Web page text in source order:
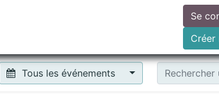
Faire un don
Se
Créer
Tous les événements